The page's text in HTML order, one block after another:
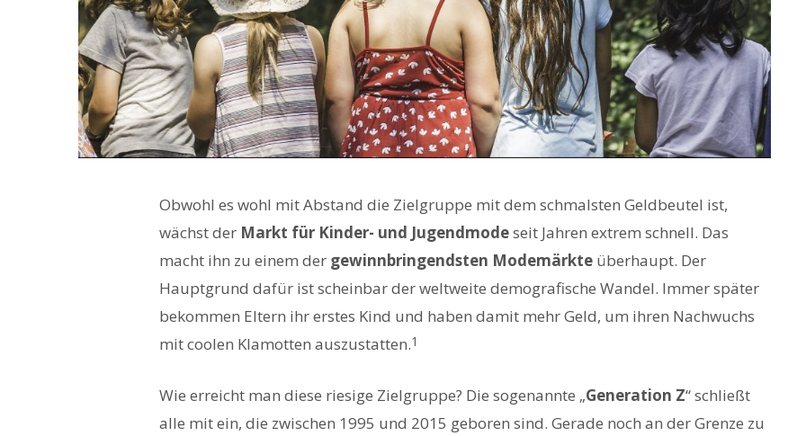
Obwohl es wohl mit Abstand die Zielgruppe mit dem schmalsten Geldbeutel ist,
wächst der Markt für Kinder- und Jugendmodeseit Jahren extrem schnell. Das
macht ihn zu einem der gewinnbringendsten Modemärkte überhaupt. Der
Hauptgrund dafür ist scheinbar der weltweite demografische Wandel. Immer später
bekommen Eltern ihr erstes Kind und haben damit mehr Geld, um ihren Nachwuchs
mit coolen Klamotten auszustatten.1
Wie erreicht man diese riesige Zielgruppe? Die sogenannte „Generation Z“ schließt
alle mit ein, die zwischen 1995 und 2015 geboren sind. Gerade noch an der Grenze zu